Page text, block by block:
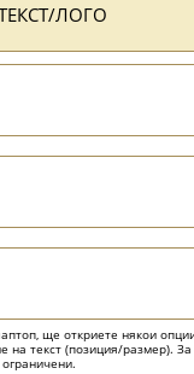
ЛОГО
ще откриете някои
на текст (позиция/размер).